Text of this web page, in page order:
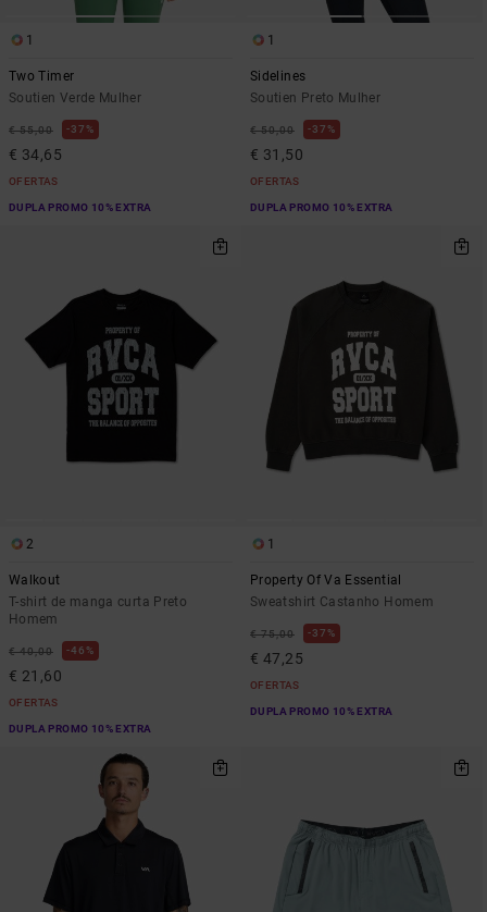
1
Two Timer
Soutien Verde Mulher
€ 55,00 37%
€ 34,65
OFERTAS
DUPLA PROMO 10% EXTRA
1
Sidelines
Soutien Preto Mulher
€ 50,00 37%
€ 31,50
OFERTAS
DUPLA PROMO 10% EXTRA
2
Walkout
T-shirt de manga curta Preto
Homem
€ 40,00 46%
€ 21,60
OFERTAS
DUPLA PROMO 10% EXTRA
1
Property Of Va Essential
Sweatshirt Castanho Homem
€ 75,00 37%
€ 47,25
OFERTAS
DUPLA PROMO 10% EXTRA